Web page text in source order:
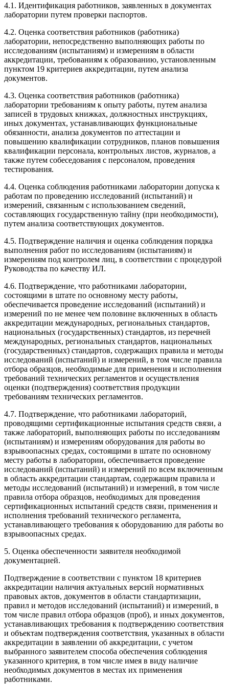
4.1. Идентификация работников, заявленных в документах
лаборатории путем проверки паспортов.
4.2. Оценка соответствия работников (работника)
лаборатории, непосредственно выполняющих работы по
исследованиям (испытаниям) и измерениям в области
аккредитации, требованиям к образованию, установленным
пунктом 19 критериев аккредитации, путем анализа
документов.
4.3. Оценка соответствия работников (работника)
лаборатории требованиям к опыту работы, путем анализа
записей в трудовых книжках, должностных инструкциях,
иных документах, устанавливающих функциональные
обязанности, анализа документов по аттестации и
повышению квалификации сотрудников, планов повышения
квалификации персонала, контрольных листов, журналов, а
также путем собеседования с персоналом, проведения
тестирования.
4.4. Оценка соблюдения работниками лаборатории допуска к
работам по проведению исследований (испытаний) и
измерений, связанным с использованием сведений,
составляющих государственную тайну (при необходимости),
путем анализа соответствующих документов.
4.5. Подтверждение наличия и оценка соблюдения порядка
выполнения работ по исследованиям (испытаниям) и
измерениям под контролем лиц, в соответствии с процедурой
Руководства по качеству ИЛ.
4.6. Подтверждение, что работниками лаборатории,
состоящими в штате по основному месту работы,
обеспечивается проведение исследований (испытаний) и
измерений по не менее чем половине включенных в область
аккредитации международных, региональных стандартов,
национальных (государственных) стандартов, из перечней
международных, региональных стандартов, национальных
(государственных) стандартов, содержащих правила и методы
исследований (испытаний) и измерений, в том числе правила
отбора образцов, необходимые для применения и исполнения
требований технических регламентов и осуществления
оценки (подтверждения) соответствия продукции
требованиям технических регламентов.
4.7. Подтверждение, что работниками лабораторий,
проводящими сертификационные испытания средств связи, а
также лабораторий, выполняющих работы по исследованиям
(испытаниям) и измерениям оборудования для работы во
взрывоопасных средах, состоящими в штате по основному
месту работы в лаборатории, обеспечивается проведение
исследований (испытаний) и измерений по всем включенным
в область аккредитации стандартам, содержащим правила и
методы исследований (испытаний) и измерений, в том числе
правила отбора образцов, необходимых для проведения
сертификационных испытаний средств связи, применения и
исполнения требований технического регламента,
устанавливающего требования к оборудованию для работы во
взрывоопасных средах.
5. Оценка обеспеченности заявителя необходимой
документацией.
Подтверждение в соответствии с пунктом 18 критериев
аккредитации наличия актуальных версий нормативных
правовых актов, документов в области стандартизации,
правил и методов исследований (испытаний) и измерений, в
том числе правил отбора образцов (проб), и иных документов,
устанавливающих требования к подтверждению соответствия
и объектам подтверждения соответствия, указанных в области
аккредитации в заявлении об аккредитации, с учетом
выбранного заявителем способа обеспечения соблюдения
указанного критерия, в том числе имея в виду наличие
необходимых документов в местах их применения
работниками.